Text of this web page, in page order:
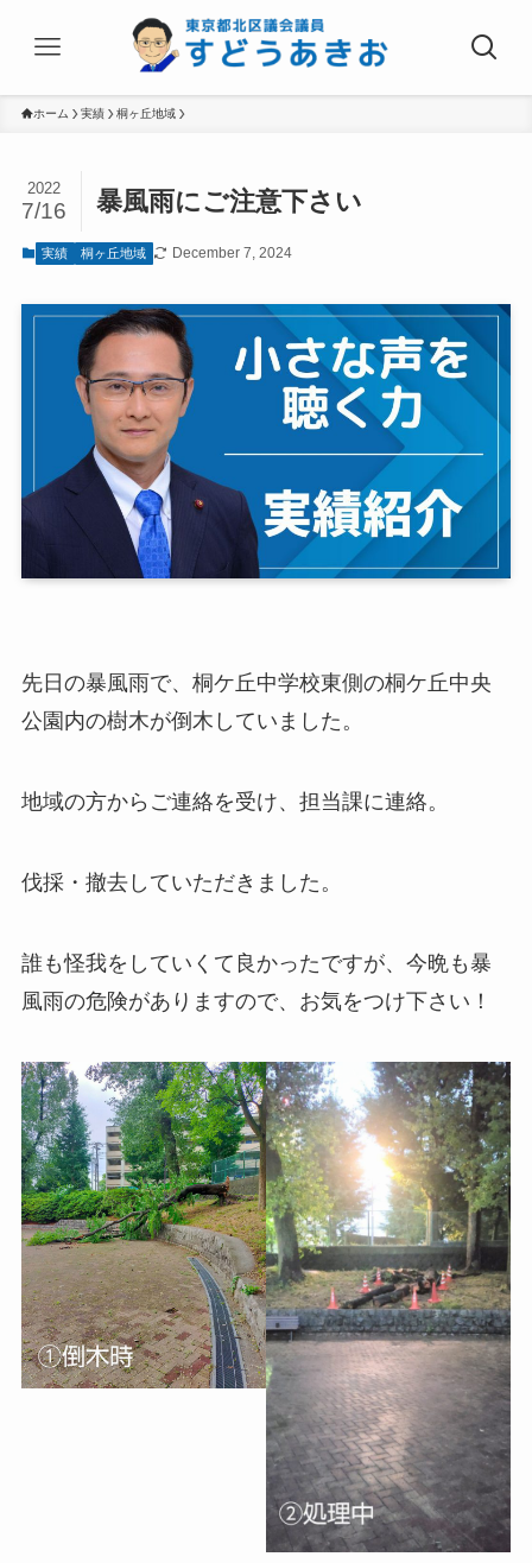
ホーム 実績 桐ヶ丘地域
暴風雨にご注意下さい
2022
7/16
実績 桐ヶ丘地域 December 7, 2024
先日の暴風雨で、桐ケ丘中学校東側の桐ケ丘中央
公園内の樹木が倒木していました。
地域の方からご連絡を受け、担当課に連絡。
伐採・撤去していただきました。
誰も怪我をしていくて良かったですが、今晩も暴
風雨の危険がありますので、お気をつけ下さい！